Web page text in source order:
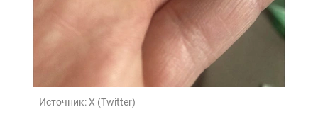
Источник:X (Twitter)